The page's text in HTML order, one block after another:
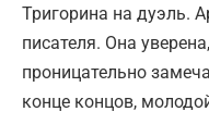
Тригорина на дуэль.
писателя. Она
проницательно
конце концов,